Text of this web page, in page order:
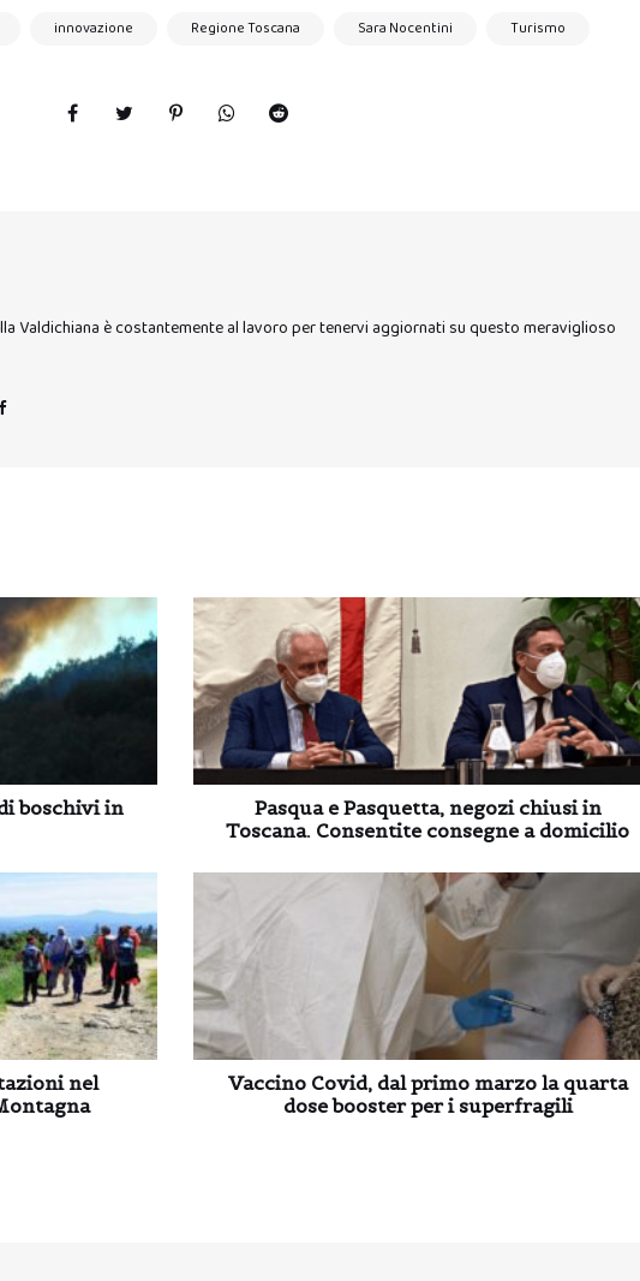
innovazione Regione Toscana Sara Nocentini Turismo
Valdichiana è costantemente al lavoro per tenervi aggiornati su questo meraviglioso
boschivi in
Pasqua e Pasquetta, negozi chiusi in
Toscana. Consentite consegne a domicilio
nel
Vaccino Covid, dal primo marzo la quarta
dose booster per i superfragili